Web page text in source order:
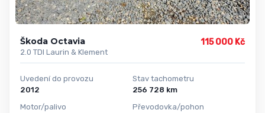
Škoda Octavia
2.0 TDI Laurin & Klement
115 000 Kč
Uvedení do provozu
2012
Motor/palivo
Stav tachometru
256 728 km
Převodovka/pohon